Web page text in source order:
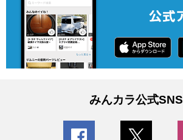
みんカラ公式SNS